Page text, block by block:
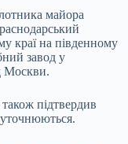
майора
краї на південному
завод у
Москви.
підтвердив